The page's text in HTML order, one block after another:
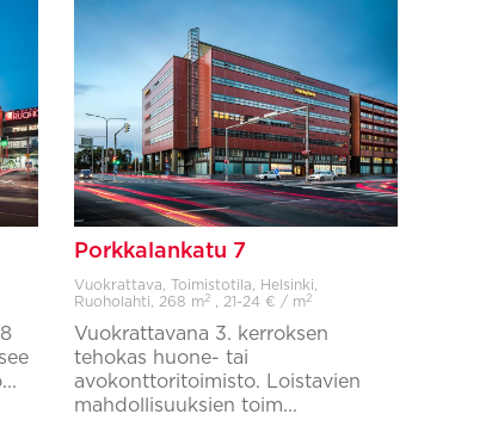
Porkkalankatu 7
Vuokrattava, Toimistotila, Helsinki,
Ruoholahti,
268 m2, 21-24 € / m2
Vuokrattavana 3. kerroksen
tehokas huone- tai
avokonttoritoimisto. Loistavien
mahdollisuuksien toim...